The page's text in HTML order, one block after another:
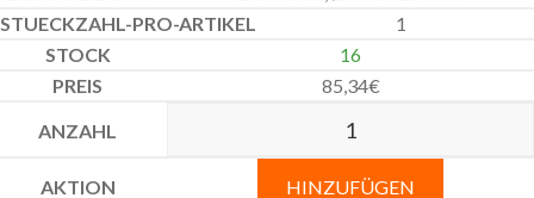
1
16
85,34€
HINZUFÜGEN